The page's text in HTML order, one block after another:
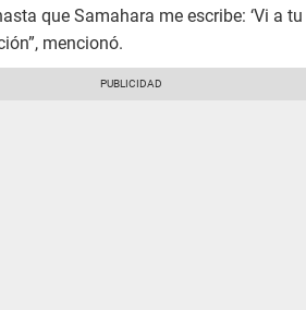
que Samahara me escribe: ‘Vi a tu
mencionó.